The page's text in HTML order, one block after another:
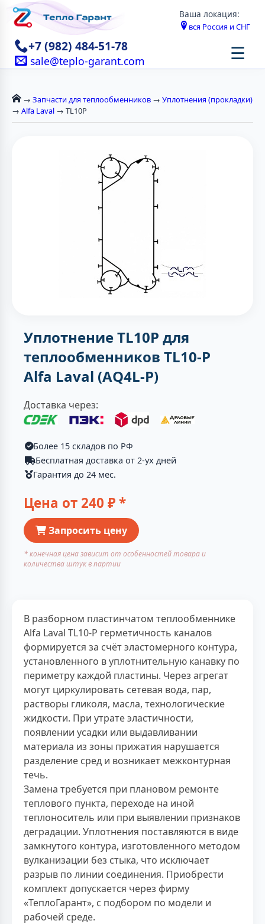
Ваша локация:
вся Россия и СНГ
+7 (982) 484-51-78
sale@teplo-garant.com ☰
→ Запчасти для теплообменников → Уплотнения (прокладки)
→ Alfa Laval → TL10P
Уплотнение TL10P для
теплообменников TL10-P
Alfa Laval (AQ4L-P)
Доставка через:
Более 15 складов по РФ
Бесплатная доставка от 2-ух дней
Гарантия до 24 мес.
Цена от 240 ₽ *
Запросить цену
* конечная цена зависит от особенностей товара и
количества штук в партии
В разборном пластинчатом теплообменнике
Alfa Laval TL10-P герметичность каналов
формируется за счёт эластомерного контура,
установленного в уплотнительную канавку по
периметру каждой пластины. Через агрегат
могут циркулировать сетевая вода, пар,
растворы гликоля, масла, технологические
жидкости. При утрате эластичности,
появлении усадки или выдавливании
материала из зоны прижатия нарушается
разделение сред и возникает межконтурная
течь.
Замена требуется при плановом ремонте
теплового пункта, переходе на иной
теплоноситель или при выявлении признаков
деградации. Уплотнения поставляются в виде
замкнутого контура, изготовленного методом
вулканизации без стыка, что исключает
разрыв по линии соединения. Приобрести
комплект допускается через фирму
«ТеплоГарант», с подбором по модели и
рабочей среде.